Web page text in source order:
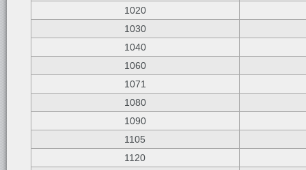
1020
1030
1040
1060
1071
1080
1090
1105
1120